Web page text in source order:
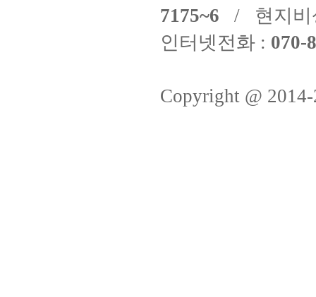
7175~6 / 현지비
인터넷전화 : 070-
Copyright @